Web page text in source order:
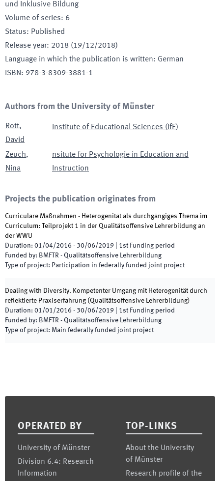
und Inklusive Bildung
Volume of series: 6
Status: Published
Release year: 2018 (19/12/2018)
Language in which the publication is written: German
ISBN: 978-3-8309-3881-1
Authors from the University of Münster
Rott,
David
Institute of Educational Sciences ( IfE)
Zeuch,
Nina
nsitute for Psychologie in Education and
Instruction
Projects the publication originates from
Curriculare Maßnahmen - Heterogenität als durchgängiges Thema im
Curriculum: Teilprojekt 1 in der Qualitätsoffensive Lehrerbildung an
der WWU
Duration: 01/04/2016 - 30/06/2019 1st Funding period
Funded by: BMFTR - Qualitätsoffensive Lehrerbildung
Type of project: Participation in federally funded joint project
Dealing with Diversity. Kompetenter Umgang mit Heterogenität durch
reflektierte Praxiserfahrung (Qualitätsoffensive Lehrerbildung)
Duration: 01/01/2016 - 30/06/2019 1st Funding period
Funded by: BMFTR - Qualitätsoffensive Lehrerbildung
Type of project: Main federally funded joint project
OPERATED BY
University of Münster
Division 6.4: Research
Information
TOP-LINKS
About the University
of Münster
Research profile of the